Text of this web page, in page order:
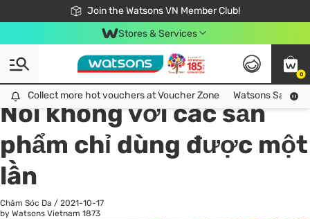
Join the Watsons VN Member Club!
Free Shipping For Order From 249,000Đ
24h Fast delivery in Hồ Chí Minh City
Stores & Services
0
Collect more hot vouchers at Voucher Zone
Collect more hot vouchers at Voucher Zone Watsons Safety
All
Chăm Sóc Cá Nhân
Nói không với các sản
phẩm chỉ dùng được một
lần
Chăm Sóc Da / 2021-10-17
by Watsons Vietnam 1873